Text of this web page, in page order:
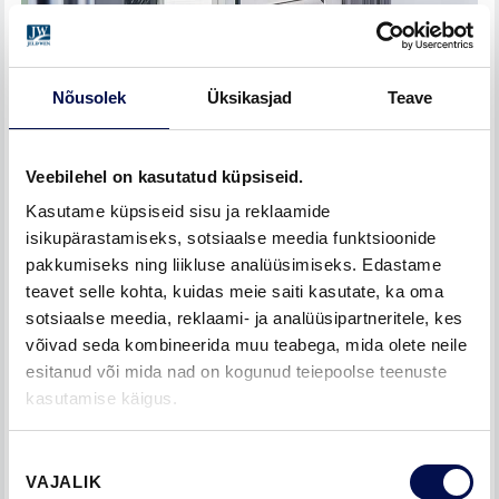
Nõusolek Üksikasjad Teave
Veebilehel on kasutatud küpsiseid.
Kasutame küpsiseid sisu ja reklaamide
isikupärastamiseks, sotsiaalse meedia funktsioonide
pakkumiseks ning liikluse analüüsimiseks. Edastame
teavet selle kohta, kuidas meie saiti kasutate, ka oma
sotsiaalse meedia, reklaami- ja analüüsipartneritele, kes
võivad seda kombineerida muu teabega, mida olete neile
esitanud või mida nad on kogunud teiepoolse teenuste
kasutamise käigus.
valik
VAJALIK
TÖÖTAGE JA ÕPPIGE VAIKUSES